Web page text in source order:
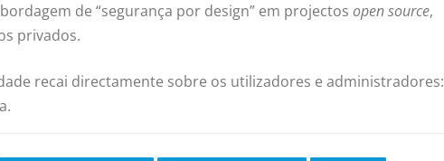
de “segurança por design” em projectos open source,
privados.
recai directamente sobre os utilizadores e administradores: